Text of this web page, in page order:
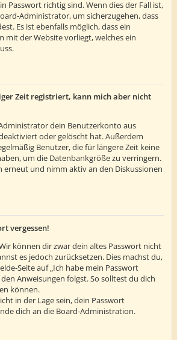
Passwort richtig sind. Wenn dies der Fall ist,
Administrator, um sicherzugehen, dass
Es ist ebenfalls möglich, dass ein
mit der Website vorliegt, welches ein
Zeit registriert, kann mich aber nicht
dein Benutzerkonto aus
oder gelöscht hat. Außerdem
Benutzer, die für längere Zeit keine
um die Datenbankgröße zu verringern.
erneut und nimm aktiv an den Diskussionen
vergessen!
können dir zwar dein altes Passwort nicht
es jedoch zurücksetzen. Dies machst du,
Seite auf „Ich habe mein Passwort
Anweisungen folgst. So solltest du dich
können.
in der Lage sein, dein Passwort
dich an die Board-Administration.